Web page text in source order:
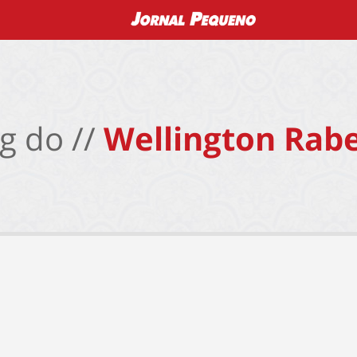
do // Wellington